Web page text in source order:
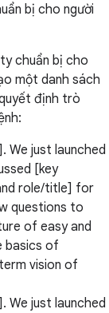
bị cho người
chuẩn bị cho
một danh sách
định trò
We just launched
[key
role/title] for
questions to
of easy and
basics of
vision of
We just launched